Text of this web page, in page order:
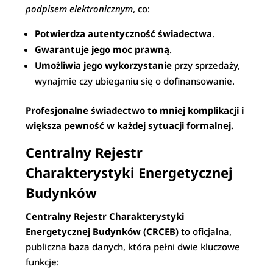
podpisem elektronicznym, co:
Potwierdza autentyczność świadectwa.
Gwarantuje jego moc prawną.
Umożliwia jego wykorzystanie przy sprzedaży,
wynajmie czy ubieganiu się o dofinansowanie.
Profesjonalne świadectwo to mniej komplikacji i
większa pewność w każdej sytuacji formalnej.
Centralny Rejestr
Charakterystyki Energetycznej
Budynków
Centralny Rejestr Charakterystyki
Energetycznej Budynków (CRCEB) to oficjalna,
publiczna baza danych, która pełni dwie kluczowe
funkcje: